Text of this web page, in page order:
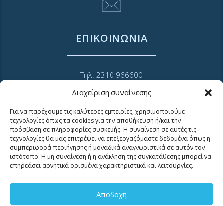
Διαχείριση συναίνεσης
Για να παρέχουμε τις καλύτερες εμπειρίες, χρησιμοποιούμε
τεχνολογίες όπως τα cookies για την αποθήκευση ή/και την
πρόσβαση σε πληροφορίες συσκευής. Η συναίνεση σε αυτές τις
τεχνολογίες θα μας επιτρέψει να επεξεργαζόμαστε δεδομένα όπως η
συμπεριφορά περιήγησης ή μοναδικά αναγνωριστικά σε αυτόν τον
ιστότοπο. Η μη συναίνεση ή η ανάκληση της συγκατάθεσης μπορεί να
επηρεάσει αρνητικά ορισμένα χαρακτηριστικά και λειτουργίες.
Αποδοχή
ΕΠΙΚΟΙΝΩΝΙΑ
Τηλ. 2310 966600
11124
Επικοινωνία για καταναλωτές
Επικοινωνία Συνεργατών και Τρίτων Φορέων